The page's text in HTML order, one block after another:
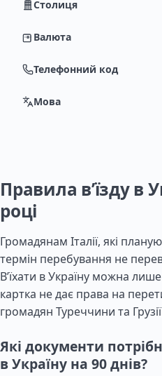
Столиця
Валюта
Телефонний код
Мова
Правила в’їзду в
році
Громадянам Італії, які
термін перебування не
В’їхати в Україну можна
картка не дає права на
громадян Туреччини та
Які документи
в Україну на 90 днів?